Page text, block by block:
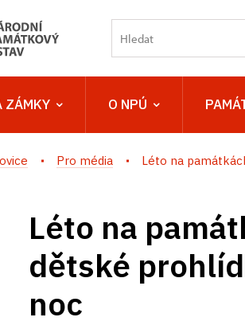
ZÁMKY O NPÚ
Pro média Léto na
Léto na
dětské
noc